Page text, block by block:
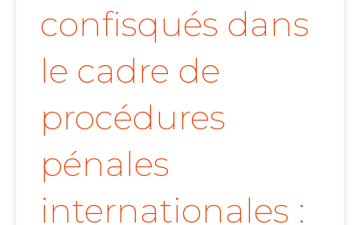
confisqués dans
le cadre de
procédures
pénales
internationales :